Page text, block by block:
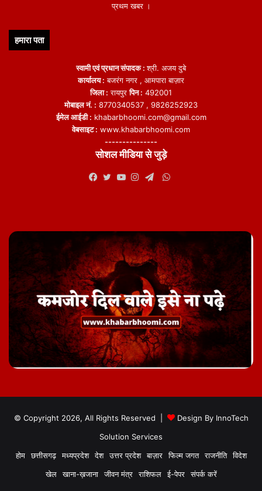
प्रथम खबर ।
हमारा पता
स्वामी एवं प्रधान संपादक :श्री. अजय दुबे
कार्यालय : बजरंग नगर , आमपारा बाज़ार
जिला : रायपुरपिन : 492001
मोबाइल नं. : 8770340537 , 9826252923
ईमेल आईडी : khabarbhoomi.com@gmail.com
वेबसाइट : www.khabarbhoomi.com
---------------
सोशल मीडिया से जुड़े
WhatsApp
© Copyright 2026, All Rights Reserved | Design By InnoTech
Solution Services
होम
छत्तीसगढ़ मध्यप्रदेश देश उत्तर प्रदेश बाज़ार फिल्म जगत राजनीति
विदेश
खेल
खाना-ख़जाना जीवन मंत्र राशिफल ई-पेपर संपर्क करें